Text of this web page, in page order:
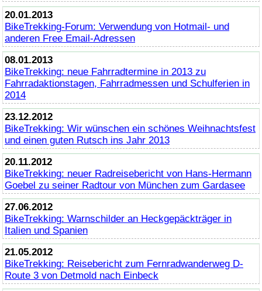
20.01.2013
BikeTrekking-Forum: Verwendung von Hotmail- und
anderen Free Email-Adressen
08.01.2013
BikeTrekking: neue Fahrradtermine in 2013 zu
Fahrradaktionstagen, Fahrradmessen und Schulferien in
2014
23.12.2012
BikeTrekking: Wir wünschen ein schönes Weihnachtsfest
und einen guten Rutsch ins Jahr 2013
20.11.2012
BikeTrekking: neuer Radreisebericht von Hans-Hermann
Goebel zu seiner Radtour von München zum Gardasee
27.06.2012
BikeTrekking: Warnschilder an Heckgepäckträger in
Italien und Spanien
21.05.2012
BikeTrekking: Reisebericht zum Fernradwanderweg D-
Route 3 von Detmold nach Einbeck